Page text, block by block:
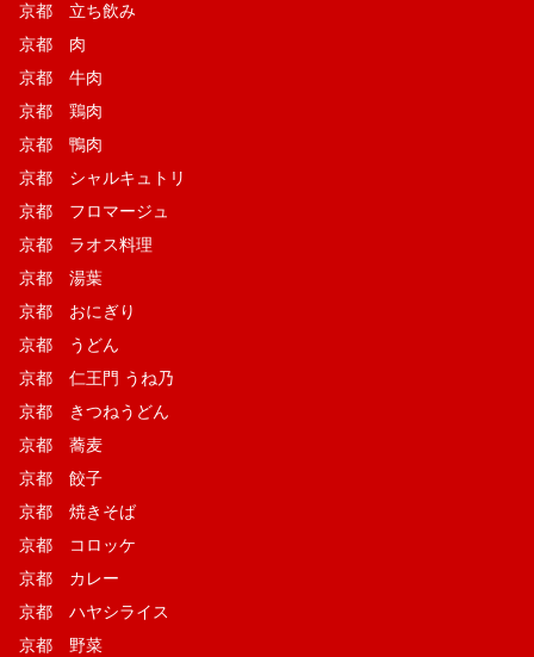
京都 立ち飲み
京都 肉
京都 牛肉
京都 鶏肉
京都 鴨肉
京都 シャルキュトリ
京都 フロマージュ
京都 ラオス料理
京都 湯葉
京都 おにぎり
京都 うどん
京都 仁王門 うね乃
京都 きつねうどん
京都 蕎麦
京都 餃子
京都 焼きそば
京都 コロッケ
京都 カレー
京都 ハヤシライス
京都 野菜